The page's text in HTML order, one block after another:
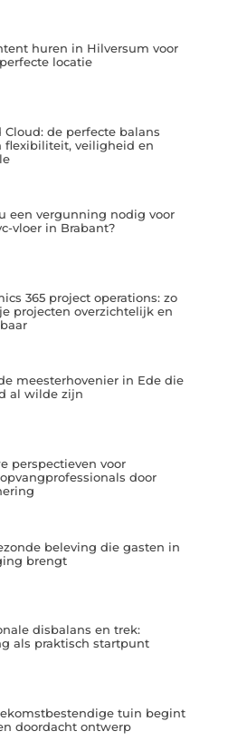
huren in Hilversum voor
locatie
Cloud: de perfecte balans
flexibiliteit, veiligheid en
een vergunning nodig voor
vloer in Brabant?
365 project operations: zo
projecten overzichtelijk en
meesterhovenier in Ede die
al wilde zijn
perspectieven voor
door
beleving die gasten in
brengt
disbalans en trek:
als praktisch startpunt
tuin begint
doordacht ontwerp